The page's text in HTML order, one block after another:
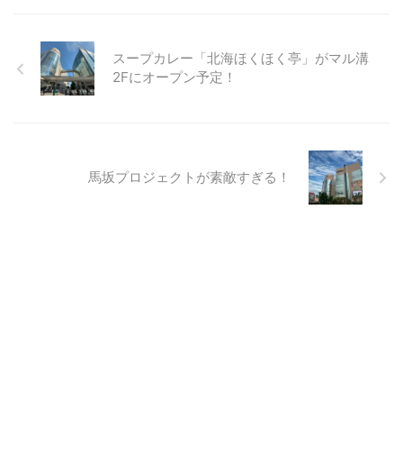
スープカレー「北海ほくほく亭」がマル溝
2Fにオープン予定！
馬坂プロジェクトが素敵すぎる！